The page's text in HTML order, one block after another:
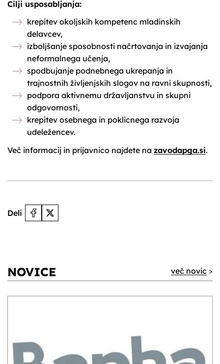
Cilji usposabljanja:
krepitev okoljskih kompetenc mladinskih
delavcev,
izboljšanje sposobnosti načrtovanja in izvajanja
neformalnega učenja,
spodbujanje podnebnega ukrepanja in
trajnostnih življenjskih slogov na ravni skupnosti,
podpora aktivnemu državljanstvu in skupni
odgovornosti,
krepitev osebnega in poklicnega razvoja
udeležencev.
Več informacij in prijavnico najdete na zavodapga.si.
Deli
NOVICE več novic >